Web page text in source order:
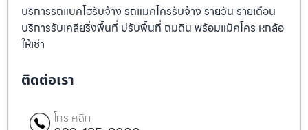
บริการรถแบคโฮรับจ้าง รถแมคโครรับจ้าง รายวัน รายเดือน
บริการรับเคลียริ่งพื้นที่ ปรับพื้นที่ ถมดิน พร้อมแม็คโคร หกล้อ
ให้เช่า
ติดต่อเรา
โทร คลิก